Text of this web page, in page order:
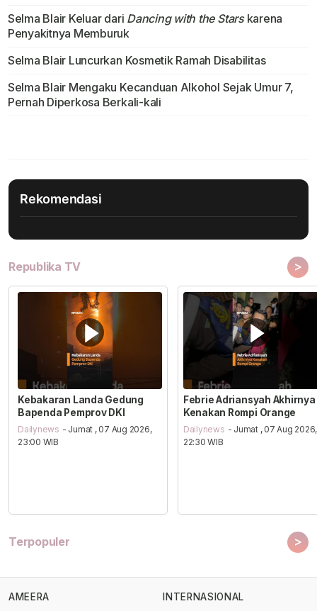
Selma Blair Keluar dari Dancing with the Starskarena
Penyakitnya Memburuk
Selma Blair Luncurkan Kosmetik Ramah Disabilitas
Selma Blair Mengaku Kecanduan Alkohol Sejak Umur 7,
Pernah Diperkosa Berkali-kali
Rekomendasi
Republika TV >
Kebakaran Landa Gedung
Bapenda Pemprov DKI
Dailynews - Jumat , 07 Aug 2026,
23:00 WIB
Febrie Adriansyah Akhirnya
Kenakan Rompi Orange
Dailynews - Jumat , 07 Aug 2026,
22:30 WIB
Terpopuler >
AMEERA
INTERNASIONAL